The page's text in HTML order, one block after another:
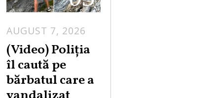
AUGUST 7, 2026
G
S
(Video) Poliția
îl caută pe
bărbatul care a